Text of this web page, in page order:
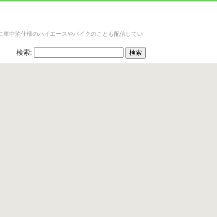
中泊仕様のハイエースやバイクのことも配信してい
検索: